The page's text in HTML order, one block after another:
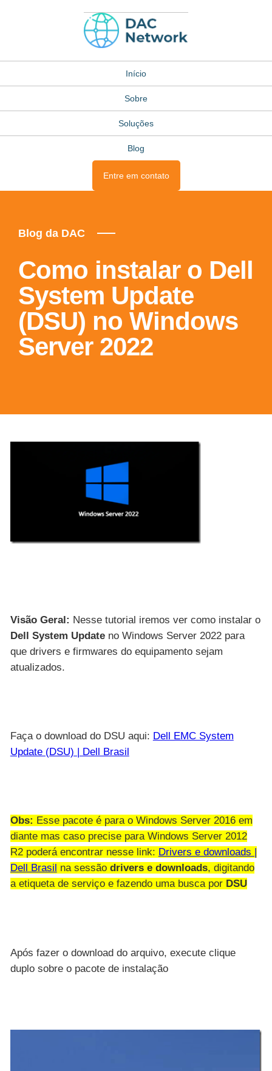
Início
Sobre
Soluções
Blog
Entre em contato
Blog da DAC
Como instalar o Dell
System Update
(DSU) no Windows
Server 2022
Visão Geral: Nesse tutorial iremos ver como instalar o
Dell System Updateno Windows Server 2022 para
que drivers e firmwares do equipamento sejam
atualizados.
Faça o download do DSU aqui: Dell EMC System
Update (DSU) | Dell Brasil
Obs: Esse pacote é para o Windows Server 2016 em
diante mas caso precise para Windows Server 2012
R2 poderá encontrar nesse link: Drivers e downloads |
Dell Brasil na sessão drivers e downloads, digitando
a etiqueta de serviço e fazendo uma busca por DSU
Após fazer o download do arquivo, execute clique
duplo sobre o pacote de instalação